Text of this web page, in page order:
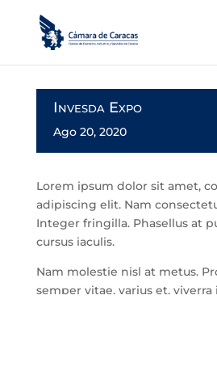
Invesda Expo
Ago 20, 2020
Lorem ipsum dolor sit amet,
adipiscing elit. Nam
Integer fringilla. Phasellus at
cursus iaculis.
Nam molestie nisl at metus.
semper vitae, varius et, viverra